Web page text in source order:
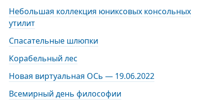
Небольшая коллекция юниксовых консольных
утилит
Спасательные шлюпки
Корабельный лес
Новая виртуальная ОСь — 19.06.2022
Всемирный день философии